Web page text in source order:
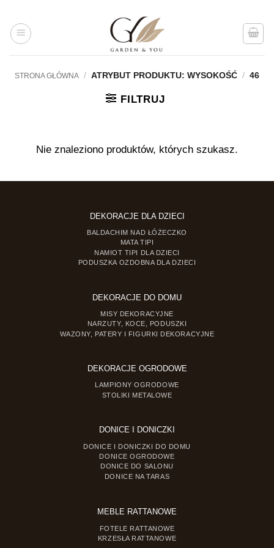
treści
STRONA GŁÓWNA / ATRYBUT PRODUKTU: WYSOKOŚĆ / 46
FILTRUJ
Nie znaleziono produktów, których szukasz.
DEKORACJE DLA DZIECI
BALDACHIM NAD ŁÓŻECZKO
MATA TIPI
NAMIOT TIPI DLA DZIECI
PODUSZKA OZDOBNA DLA DZIECI
DEKORACJE DO DOMU
MISY DEKORACYJNE
NARZUTY, KOCE, PODUSZKI
WAZONY, PATERY I FIGURKI DEKORACYJNE
DEKORACJE OGRODOWE
LAMPIONY OGRODOWE
STOLIKI METALOWE
DONICE I DONICZKI
DONICE I DONICZKI DO DOMU
DONICE OGRODOWE
DONICE DO SALONU
DONICE NA TARAS
MEBLE RATTANOWE
FOTELE RATTANOWE
KRZESŁA RATTANOWE